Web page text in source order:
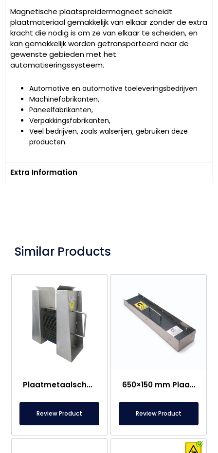
Magnetische plaatspreidermagneet scheidt
plaatmateriaal gemakkelijk van elkaar zonder de extra
kracht die nodig is om ze van elkaar te scheiden, en
kan gemakkelijk worden getransporteerd naar de
gewenste gebieden met het
automatiseringssysteem.
Automotive en automotive toeleveringsbedrijven
Machinefabrikanten,
Paneelfabrikanten,
Verpakkingsfabrikanten,
Veel bedrijven, zoals walserijen, gebruiken deze
producten.
Extra Information
Similar Products
Plaatmetaalscheidingsmagneet
Review Product
650×150 mm Plaatwerk Scheidingsplaat Type Magneet
Review Product